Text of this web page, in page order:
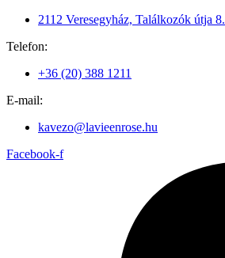
2112 Veresegyház, Találkozók útja 8.
Telefon:
+36 (20) 388 1211
E-mail:
kavezo@lavieenrose.hu
Facebook-f